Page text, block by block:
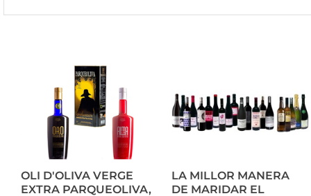
OLI D'OLIVA VERGE
EXTRA PARQUEOLIVA,
LA MILLOR MANERA
DE MARIDAR EL